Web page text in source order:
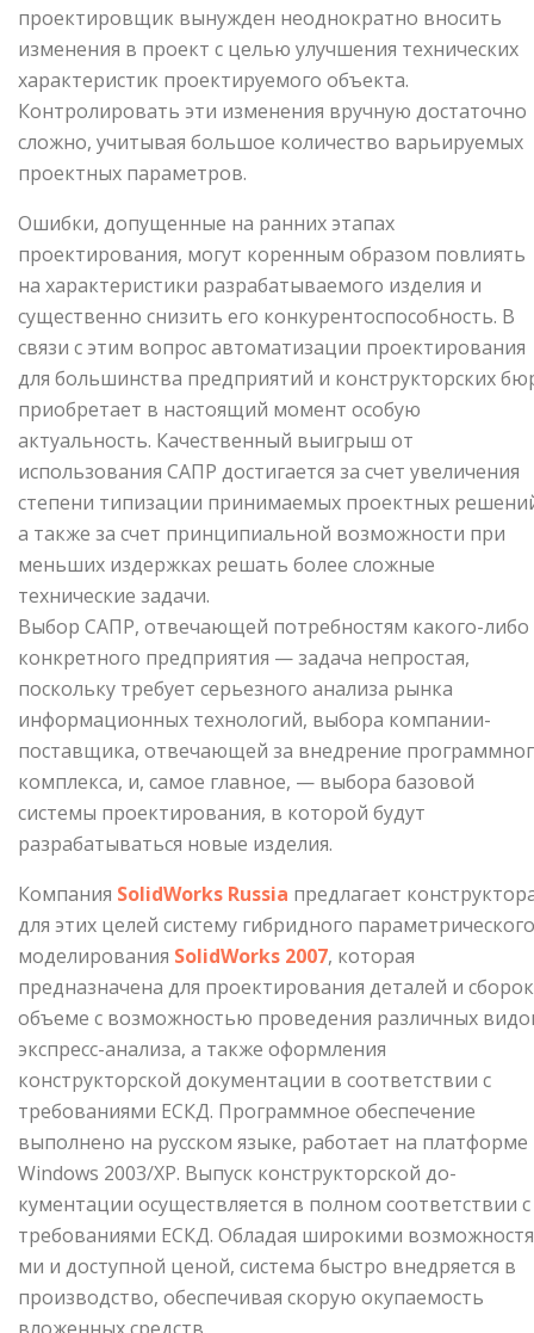
проектировщик вынужден неоднократно вносить
изменения в проект с целью улучшения технических
характеристик проектируемого объекта.
Контролировать эти изменения вруч­ную достаточно
сложно, учитывая большое количество варьируемых
проектных параметров.
Ошибки, допу­щенные на ранних этапах
проектирования, могут коренным образом повлиять
на характеристики разрабаты­ваемого изделия и
существенно снизить его конкурентоспособность. В
связи с этим вопрос автоматизации проектирования
для большинства предприятий и конструкторских
приобретает в настоящий момент особую
актуальность. Качественный выигрыш от
использования САПР достигается за счет увеличения
степе­ни типизации принимаемых проектных
а также за счет принципиальной возможности при
меньших издержках решать более сложные
технические задачи.
Выбор САПР, отвечающей потребностям какого-либо
конкретного предприятия — задача непростая,
посколь­ку требует серьезного анализа рынка
информационных технологий, выбора компании-
поставщика, отвечаю­щей за внедрение
комплекса, и, самое главное, — выбора базовой
системы проектирования, в которой будут
разрабатываться новые изделия.
Компания SolidWorks Russia предлагает
для этих целей систему гибридного параметрического
моделирования SolidWorks 2007, которая
предназначена для про­ектирования деталей и
объеме с возможностью проведения различных
экспресс-анализа, а также оформления
конструкторской документации в соответствии с
требованиями ЕСКД. Программное обес­печение
выполнено на русском языке, работает на платформе
Windows 2003/ХР. Выпуск конструкторской до­
кументации осуществляется в полном соответствии с
требованиями ЕСКД. Обладая широкими
ми и доступной ценой, система быстро внедряется в
производство, обеспечивая скорую окупаемость